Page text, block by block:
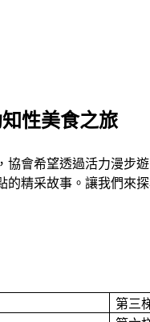
性美食之旅
會希望透過活力漫步
精采故事。讓我們來
第三